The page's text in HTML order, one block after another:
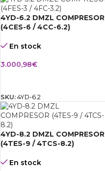
4YD-6.2 DMZL COMPRESOR
(4CES-6 / 4CC-6.2)
En stock
3.000,98€
SKU: 4YD-6.2
4YD-8.2 DMZL COMPRESOR
(4TES-9 / 4TCS-8.2)
En stock